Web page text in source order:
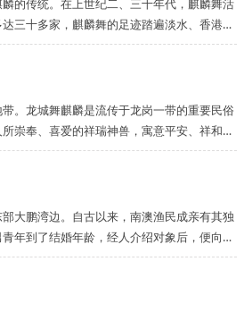
的传统。在上世纪二、三十年代，麒麟舞活
三十多家，麒麟舞的足迹踏遍淡水、香港、
战争爆发后，随着岁月的动荡，麒麟舞活动
山社会的稳定，经济的发展，街道党工委...
。龙城舞麒麟是流传于龙岗一带的重要民俗
崇奉、喜爱的祥瑞神兽，寓意平安、祥和，
城舞麒麟活动出现在民国时期末年。每逢新
都喜欢舞麒麟以示庆贺，祈求平安大吉，...
大鹏湾边。自古以来，南澳渔民成亲有其独
年到了结婚年龄，经人介绍对象后，便向女
放在船上的神台，烧三炷香，三天内没有打
是筹办婚礼。先向女家过大礼，一般有猪...